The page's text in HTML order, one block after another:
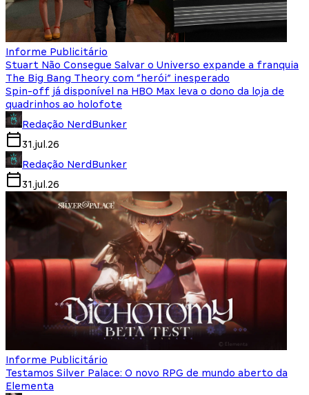
Informe Publicitário
Stuart Não Consegue Salvar o Universo expande a franquia
The Big Bang Theory com “herói” inesperado
Spin-off já disponível na HBO Max leva o dono da loja de
quadrinhos ao holofote
Redação NerdBunker
31.jul.26
Redação NerdBunker
31.jul.26
Informe Publicitário
Testamos Silver Palace: O novo RPG de mundo aberto da
Elementa